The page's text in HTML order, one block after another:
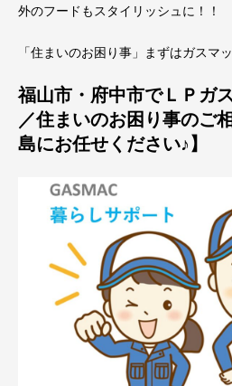
外のフードもスタイリッシュに！！
「住まいのお困り事」まずはガスマ
福山市・府中市でＬＰガ
／住まいのお困り事のご
島にお任せください♪】